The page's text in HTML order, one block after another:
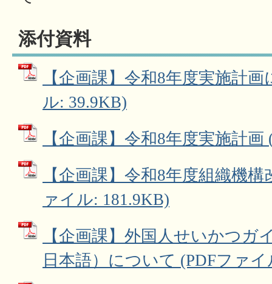
添付資料
【企画課】令和8年度実施計
ル: 39.9KB)
【企画課】令和8年度実施計
【企画課】令和8年度組織機
ァイル: 181.9KB)
【企画課】外国人せいかつガ
日本語）について (PDFファ